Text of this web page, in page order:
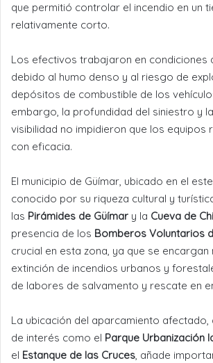
que permitió controlar el incendio en un
relativamente corto.
Los efectivos trabajaron en condiciones
debido al humo denso y al riesgo de
depósitos de combustible de los
embargo, la profundidad del siniestro y
visibilidad no impidieron que los equipos
con eficacia.
El municipio de Güímar, ubicado en el
conocido por su riqueza cultural y
las Pirámides de Güímar y la Cueva de
presencia de los Bomberos Voluntarios
crucial en esta zona, ya que se
extinción de incendios urbanos y
de labores de salvamento y rescate en
La ubicación del aparcamiento afectado,
de interés como el Parque Urbanización
el Estanque de las Cruces, añade